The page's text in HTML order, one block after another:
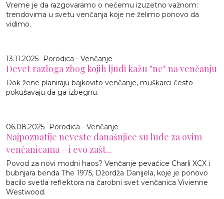
Vreme je da razgovaramo o nečemu izuzetno važnom:
trendovima u svetu venčanja koje ne želimo ponovo da
vidimo.
13.11.2025 Porodica - Venčanje
Devet razloga zbog kojih ljudi kažu "ne" na venčanju
Dok žene planiraju bajkovito venčanje, muškarci često
pokušavaju da ga izbegnu.
06.08.2025 Porodica - Venčanje
Najpoznatije neveste današnjice su lude za ovim
venčanicama – i evo zašt...
Povod za novi modni haos? Venčanje pevačice Charli XCX i
bubnjara benda The 1975, Džordža Danijela, koje je ponovo
bacilo svetla reflektora na čarobni svet venčanica Vivienne
Westwood.